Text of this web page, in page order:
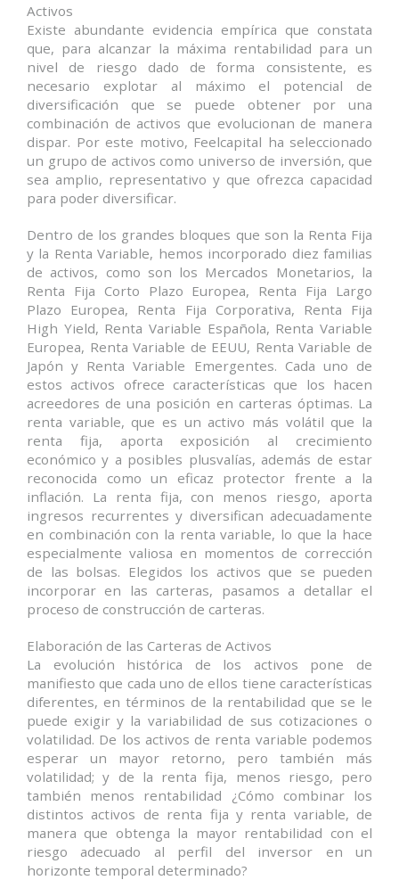
Activos
Existe abundante evidencia empírica que constata
que, para alcanzar la máxima rentabilidad para un
nivel de riesgo dado de forma consistente, es
necesario explotar al máximo el potencial de
diversificación que se puede obtener por una
combinación de activos que evolucionan de manera
dispar. Por este motivo, Feelcapital ha seleccionado
un grupo de activos como universo de inversión, que
sea amplio, representativo y que ofrezca capacidad
para poder diversificar.
Dentro de los grandes bloques que son la Renta Fija
y la Renta Variable, hemos incorporado diez familias
de activos, como son los Mercados Monetarios, la
Renta Fija Corto Plazo Europea, Renta Fija Largo
Plazo Europea, Renta Fija Corporativa, Renta Fija
High Yield, Renta Variable Española, Renta Variable
Europea, Renta Variable de EEUU, Renta Variable de
Japón y Renta Variable Emergentes. Cada uno de
estos activos ofrece características que los hacen
acreedores de una posición en carteras óptimas. La
renta variable, que es un activo más volátil que la
renta fija, aporta exposición al crecimiento
económico y a posibles plusvalías, además de estar
reconocida como un eficaz protector frente a la
inflación. La renta fija, con menos riesgo, aporta
ingresos recurrentes y diversifican adecuadamente
en combinación con la renta variable, lo que la hace
especialmente valiosa en momentos de corrección
de las bolsas. Elegidos los activos que se pueden
incorporar en las carteras, pasamos a detallar el
proceso de construcción de carteras.
Elaboración de las Carteras de Activos
La evolución histórica de los activos pone de
manifiesto que cada uno de ellos tiene características
diferentes, en términos de la rentabilidad que se le
puede exigir y la variabilidad de sus cotizaciones o
volatilidad. De los activos de renta variable podemos
esperar un mayor retorno, pero también más
volatilidad; y de la renta fija, menos riesgo, pero
también menos rentabilidad ¿Cómo combinar los
distintos activos de renta fija y renta variable, de
manera que obtenga la mayor rentabilidad con el
riesgo adecuado al perfil del inversor en un
horizonte temporal determinado?